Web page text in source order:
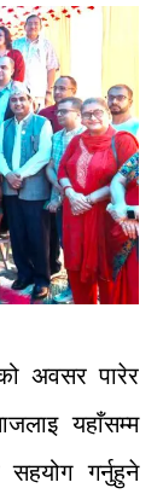
अवसर पारेर
यहाँसम्म
सहयोग गर्नुहुने